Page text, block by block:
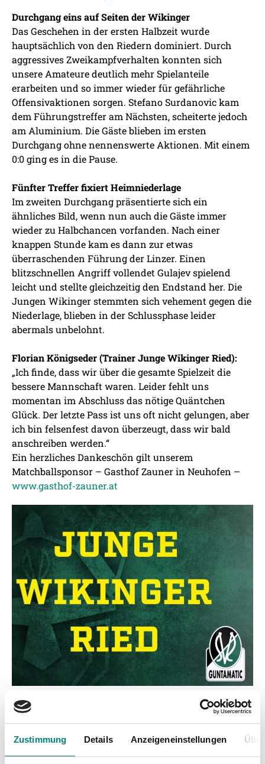
Zustimmung Details Anzeigeneinstellungen
Durchgang eins auf Seiten der Wikinger
Das Geschehen in der ersten Halbzeit wurde
hauptsächlich von den Riedern dominiert. Durch
aggressives Zweikampfverhalten konnten sich
unsere Amateure deutlich mehr Spielanteile
erarbeiten und so immer wieder für gefährliche
Offensivaktionen sorgen. Stefano Surdanovic kam
dem Führungstreffer am Nächsten, scheiterte jedoch
am Aluminium. Die Gäste blieben im ersten
Durchgang ohne nennenswerte Aktionen. Mit einem
0:0 ging es in die Pause.
Fünfter Treffer fixiert Heimniederlage
Im zweiten Durchgang präsentierte sich ein
ähnliches Bild, wenn nun auch die Gäste immer
wieder zu Halbchancen vorfanden. Nach einer
knappen Stunde kam es dann zur etwas
überraschenden Führung der Linzer. Einen
blitzschnellen Angriff vollendet Gulajev spielend
leicht und stellte gleichzeitig den Endstand her. Die
Jungen Wikinger stemmten sich vehement gegen die
Niederlage, blieben in der Schlussphase leider
abermals unbelohnt.
Florian Königseder (Trainer Junge Wikinger Ried):
„Ich finde, dass wir über die gesamte Spielzeit die
bessere Mannschaft waren. Leider fehlt uns
momentan im Abschluss das nötige Quäntchen
Glück. Der letzte Pass ist uns oft nicht gelungen, aber
ich bin felsenfest davon überzeugt, dass wir bald
anschreiben werden.“
Ein herzliches Dankeschön gilt unserem
Matchballsponsor – Gasthof Zauner in Neuhofen –
www.gasthof-zauner.at